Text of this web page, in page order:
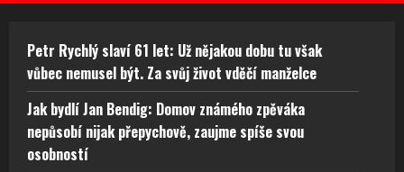
Petr Rychlý slaví 61 let: Už nějakou dobu tu však
vůbec nemusel být. Za svůj život vděčí manželce
Jak bydlí Jan Bendig: Domov známého zpěváka
nepůsobí nijak přepychově, zaujme spíše svou
osobností